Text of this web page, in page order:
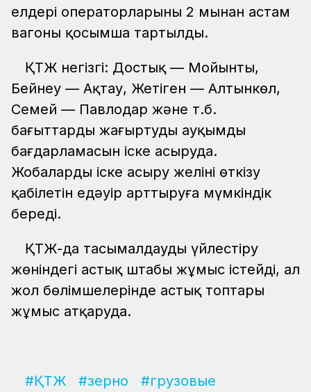
елдері операторларының 2 мыңнан астам
вагоны қосымша тартылды.
ҚТЖ негізгі: Достық — Мойынты,
Бейнеу — Ақтау, Жетіген — Алтынкөл,
Семей — Павлодар және т.б.
бағыттарды жаңғыртудың ауқымды
бағдарламасын іске асыруда.
Жобаларды іске асыру желінің өткізу
қабілетін едәуір арттыруға мүмкіндік
береді.
ҚТЖ-да тасымалдауды үйлестіру
жөніндегі астық штабы жұмыс істейді, ал
жол бөлімшелерінде астық топтары
жұмыс атқаруда.
#ҚТЖ #зерно
#грузовые